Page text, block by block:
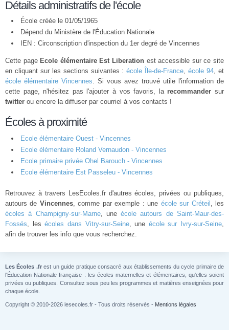
Détails administratifs de l'école
École créée le 01/05/1965
Dépend du Ministère de l'Éducation Nationale
IEN : Circonscription d'inspection du 1er degré de Vincennes
Cette page Ecole élémentaire Est Liberation est accessible sur ce site
en cliquant sur les sections suivantes :école Île-de-France,école 94, et
école élémentaire Vincennes. Si vous avez trouvé utile l'information de
cette page, n'hésitez pas l'ajouter à vos favoris, la recommander sur
twitter ou encore la diffuser par courriel à vos contacts !
Écoles à proximité
Ecole élémentaire Ouest - Vincennes
Ecole élémentaire Roland Vernaudon - Vincennes
Ecole primaire privée Ohel Barouch - Vincennes
Ecole élémentaire Est Passeleu - Vincennes
Retrouvez à travers LesEcoles.fr d'autres écoles, privées ou publiques,
autours de Vincennes, comme par exemple : une école sur Créteil , les
écoles à Champigny-sur-Marne, uneécole autours de Saint-Maur-des-
Fossés, lesécoles dans Vitry-sur-Seine, une école sur Ivry-sur-Seine,
afin de trouver les info que vous recherchez.
Les Écoles .frest un guide pratique consacré aux établissements du cycle primaire de
l'Éducation Nationale française : les écoles maternelles et élémentaires, qu'elles soient
privées ou publiques. Consultez sous peu les programmes et matières enseignées pour
chaque école.
Copyright © 2010-2026 lesecoles.fr - Tous droits réservés - Mentions légales